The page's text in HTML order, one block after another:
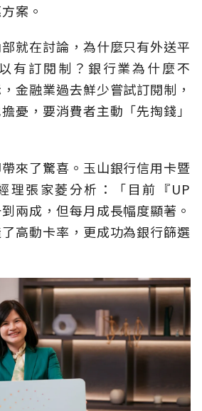
案。
部就在討論，為什麼只有外送平
有訂閱制？銀行業為什麼不
金融業過去鮮少嘗試訂閱制，
憂，要消費者主動「先掏錢」
來了驚喜。玉山銀行信用卡暨
理張家菱分析：「目前『UP
兩成，但每月成長幅度顯著。
高動卡率，更成功為銀行篩選